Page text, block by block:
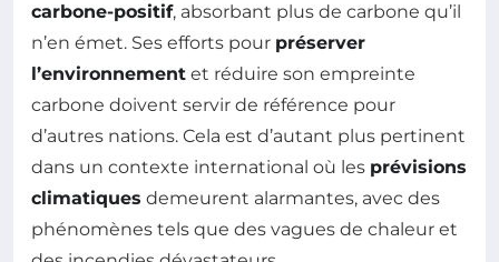
carbone-positif, absorbant plus de carbone qu’il
n’en émet. Ses efforts pour préserver
l’environnement et réduire son empreinte
carbone doivent servir de référence pour
d’autres nations. Cela est d’autant plus pertinent
dans un contexte international où les prévisions
climatiques demeurent alarmantes, avec des
phénomènes tels que des vagues de chaleur et